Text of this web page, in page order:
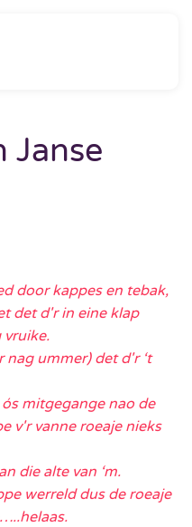
Janse
door kappes en tebak,
det d'r in eine klap
vruike.
nag ummer) det d'r ‘t
mitgegange nao de
v'r vanne roeaje nieks
die alte van ‘m.
werreld dus de roeaje